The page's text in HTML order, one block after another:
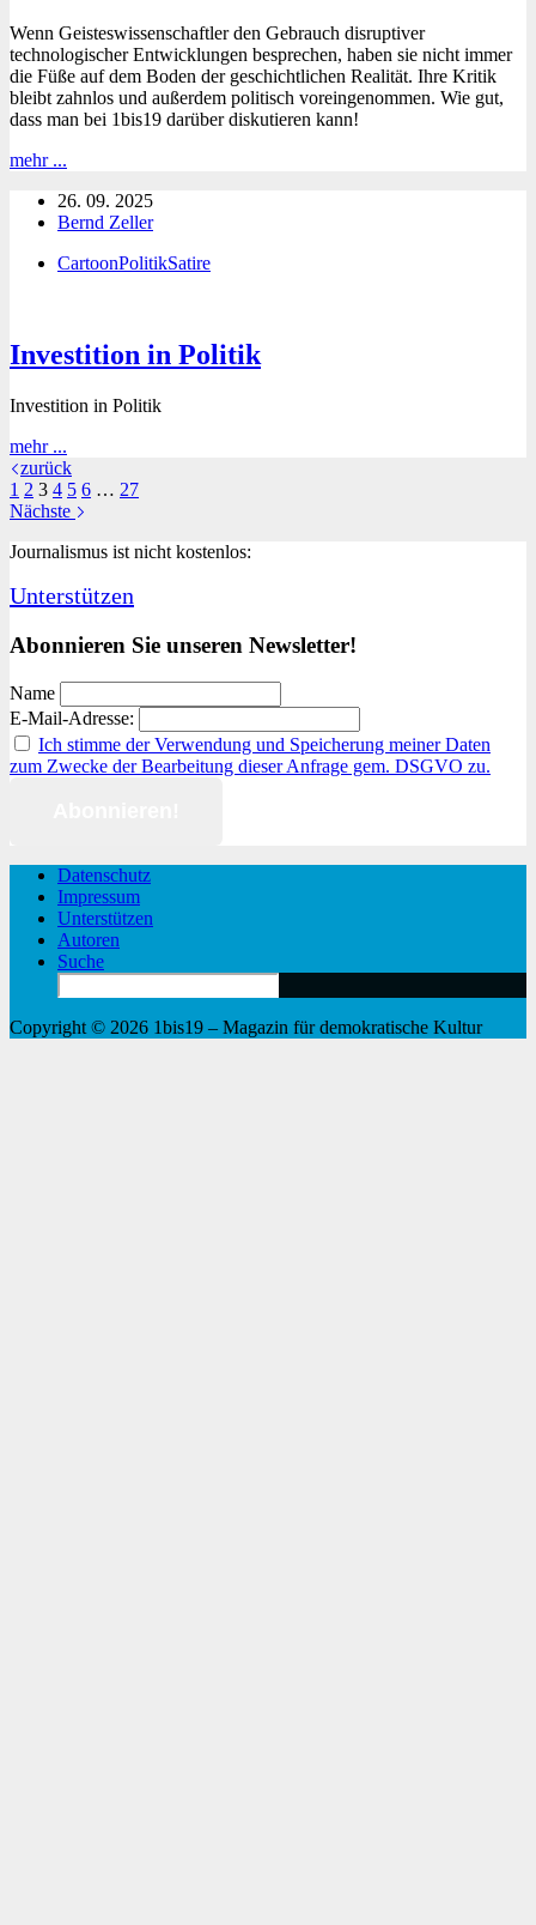
Wenn Geisteswissenschaftler den Gebrauch disruptiver
technologischer Entwicklungen besprechen, haben sie nicht immer
die Füße auf dem Boden der geschichtlichen Realität. Ihre Kritik
bleibt zahnlos und außerdem politisch voreingenommen. Wie gut,
dass man bei 1bis19 darüber diskutieren kann!
mehr ...
als
Spiegel
Menschen:
KI
26. 09. 2025
Bernd Zeller
CartoonPolitikSatire
Investition in Politik
Investition in Politik
mehr ...
in
Politik
zurück
1 2 3 4 5 6 … 27
Nächste
Journalismus ist nicht kostenlos:
Unterstützen
Abonnieren Sie unseren Newsletter!
Name
E-Mail-Adresse:
Ich stimme der Verwendung und Speicherung meiner Daten
zum Zwecke der Bearbeitung dieser Anfrage gem. DSGVO zu.
Datenschutz
Impressum
Unterstützen
Autoren
Suche
Search
for:
Copyright © 2026 1bis19 – Magazin für demokratische Kultur